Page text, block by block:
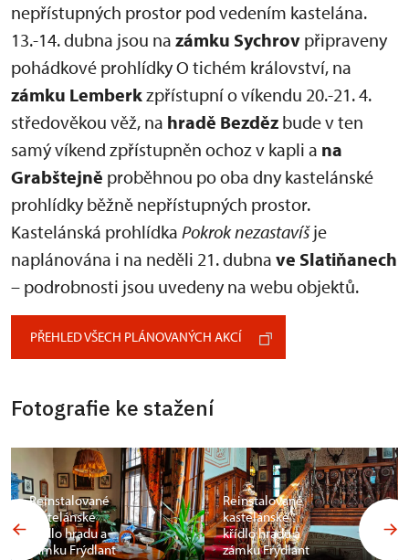
nepřístupných prostor pod vedením kastelána.
13.-14. dubna jsou na zámku Sychrov připraveny
pohádkové prohlídky O tichém království, na
zámku Lemberkzpřístupní o víkendu 20.-21. 4.
středověkou věž, na hradě Bezděz bude v ten
samý víkend zpřístupněn ochoz v kapli a na
Grabštejně proběhnou po oba dny kastelánské
prohlídky běžně nepřístupných prostor.
Kastelánská prohlídka Pokrok nezastavíšje
naplánována i na neděli 21. dubna ve Slatiňanech
– podrobnosti jsou uvedeny na webu objektů.
PŘEHLED VŠECH PLÁNOVANÝCH AKCÍ
Fotografie ke stažení
Reinstalované
kastelánské
křídlo hradu a
zámku Frýdlant
Reinstalované
kastelánské
křídlo hradu a
zámku Frýdlant